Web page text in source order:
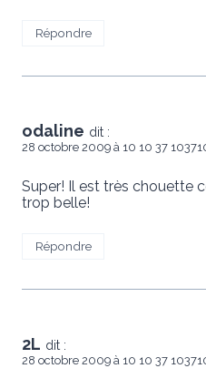
Répondre
odaline dit :
28 octobre 2009 à 10 10 37
Super! Il est très chouette
trop belle!
Répondre
2L dit :
28 octobre 2009 à 10 10 37